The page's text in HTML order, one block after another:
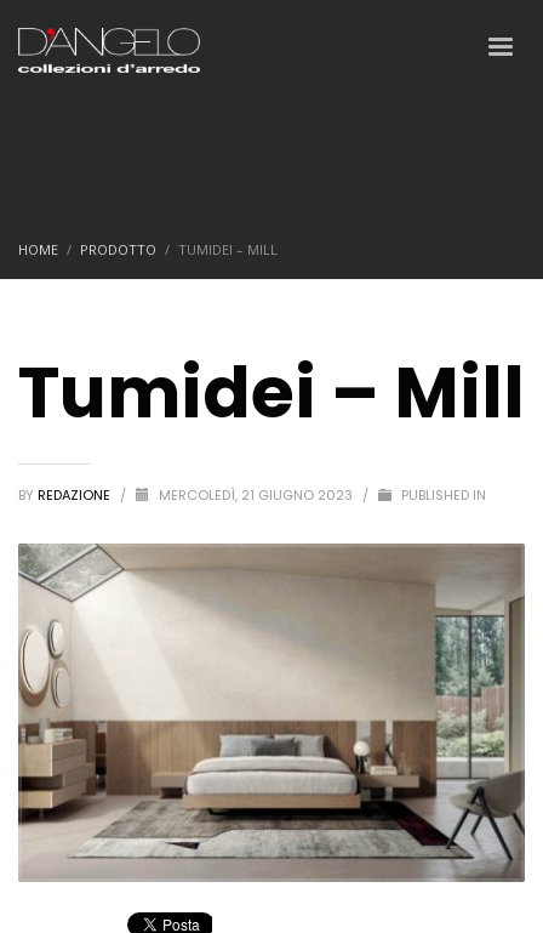
HOME PRODOTTO TUMIDEI – MILL
Tumidei – Mill
BY REDAZIONE / MERCOLEDÌ, 21 GIUGNO 2023 / PUBLISHED IN